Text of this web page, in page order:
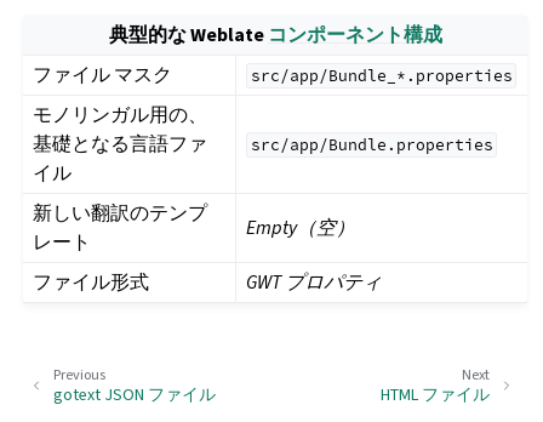
典型的な Weblate コンポーネント構成
ファイル マスク
src/app/Bundle_*.properties
モノリンガル用の、
基礎となる言語ファ
イル
src/app/Bundle.properties
新しい翻訳のテンプ
レート
Empty（空）
ファイル形式 GWT プロパティ
Next
HTML ファイル
Previous
gotext JSON ファイル